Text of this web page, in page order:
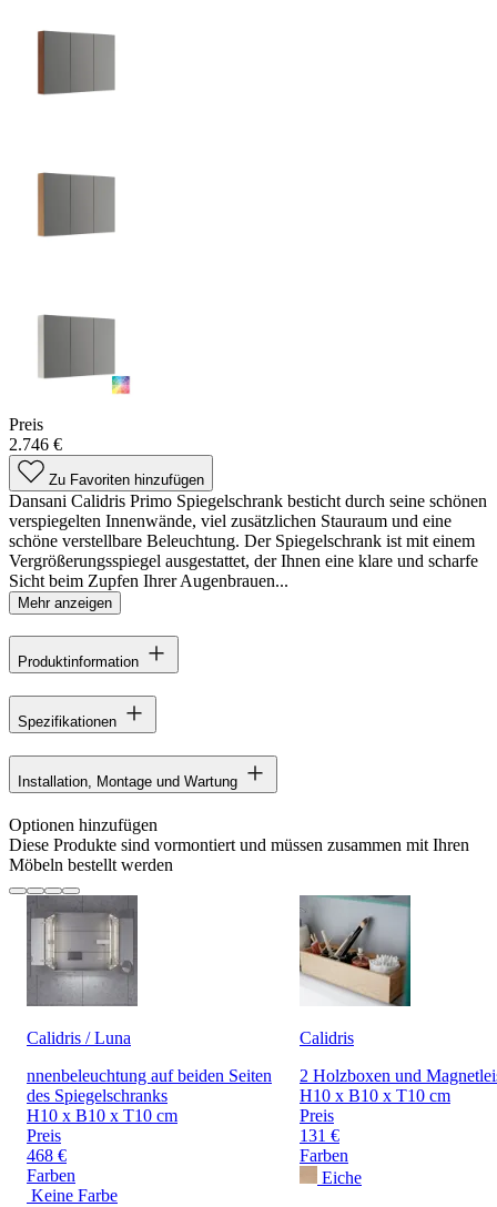
Preis
2.746 €
Zu Favoriten hinzufügen
Dansani Calidris Primo Spiegelschrank besticht durch seine schönen
verspiegelten Innenwände, viel zusätzlichen Stauraum und eine
schöne verstellbare Beleuchtung. Der Spiegelschrank ist mit einem
Vergrößerungsspiegel ausgestattet, der Ihnen eine klare und scharfe
Sicht beim Zupfen Ihrer Augenbrauen...
Mehr anzeigen
Produktinformation
Spezifikationen
Installation, Montage und Wartung
Optionen hinzufügen
Diese Produkte sind vormontiert und müssen zusammen mit Ihren
Möbeln bestellt werden
Calidris / Luna
nnenbeleuchtung auf beiden Seiten
des Spiegelschranks
H10 x B10 x T10 cm
Preis
468 €
Farben
Keine Farbe
Calidris
2 Holzboxen und
H10 x B10 x T10 cm
Preis
131 €
Farben
Eiche